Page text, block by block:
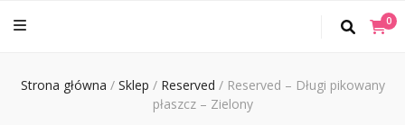
0
Strona główna / Sklep / Reserved / Reserved – Długi pikowany
płaszcz – Zielony